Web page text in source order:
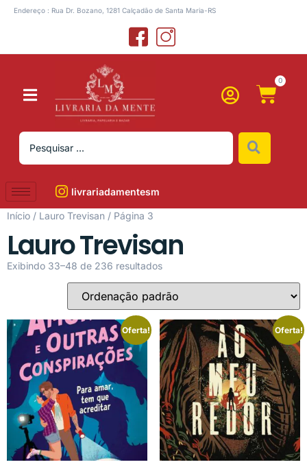
Endereço : Rua Dr. Bozano, 1281 Calçadão de Santa Maria-RS
0
livrariadamentesm
Início / Lauro Trevisan / Página 3
Lauro Trevisan
Exibindo 33–48 de 236 resultados
Oferta! Oferta!